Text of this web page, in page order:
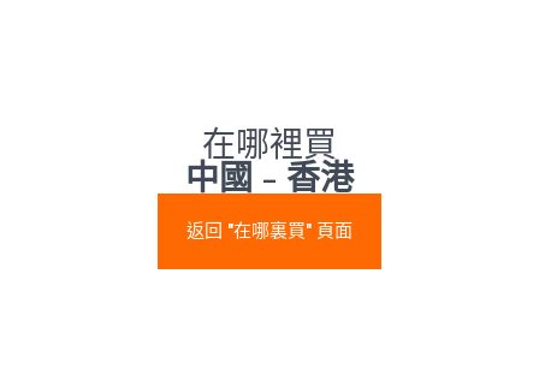
在哪裡買
中國 - 香港
返回 "在哪裏買" 頁面